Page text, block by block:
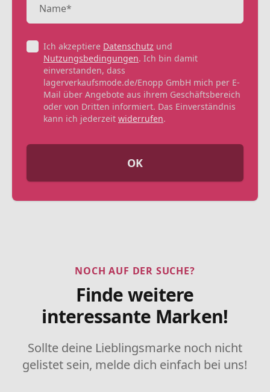
Ich akzeptiere Datenschutz und
Nutzungsbedingungen. Ich bin damit
einverstanden, dass
lagerverkaufsmode.de/Enopp GmbH mich per E-
Mail über Angebote aus ihrem Geschäftsbereich
oder von Dritten informiert. Das Einverständnis
kann ich jederzeit widerrufen.
OK
NOCH AUF DER SUCHE?
Finde weitere
interessante Marken!
Sollte deine Lieblingsmarke noch nicht
gelistet sein, melde dich einfach bei uns!